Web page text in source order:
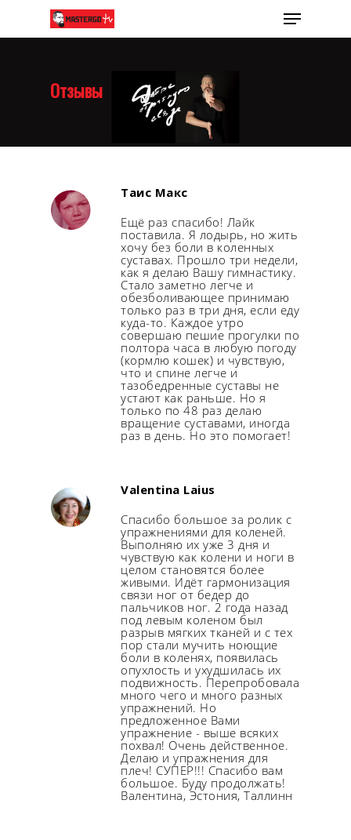
Отзывы
Таис Макс
Ещё раз спасибо! Лайк
поставила. Я лодырь, но жить
хочу без боли в коленных
суставах. Прошло три недели,
как я делаю Вашу гимнастику.
Стало заметно легче и
обезболивающее принимаю
только раз в три дня, если еду
куда-то. Каждое утро
совершаю пешие прогулки по
полтора часа в любую погоду
(кормлю кошек) и чувствую,
что и спине легче и
тазобедренные суставы не
устают как раньше. Но я
только по 48 раз делаю
вращение суставами, иногда
раз в день. Но это помогает!
Valentina Laius
Спасибо большое за ролик с
упражнениями для коленей.
Выполняю их уже 3 дня и
чувствую как колени и ноги в
целом становятся более
живыми. Идёт гармонизация
связи ног от бедер до
пальчиков ног. 2 года назад
под левым коленом был
разрыв мягких тканей и с тех
пор стали мучить ноющие
боли в коленях, появилась
опухлость и ухудшилась их
подвижность. Перепробовала
много чего и много разных
упражнений. Но
предложенное Вами
упражнение - выше всяких
похвал! Очень действенное.
Делаю и упражнения для
плеч! СУПЕР!!! Спасибо вам
большое. Буду продолжать!
Валентина, Эстония, Таллинн